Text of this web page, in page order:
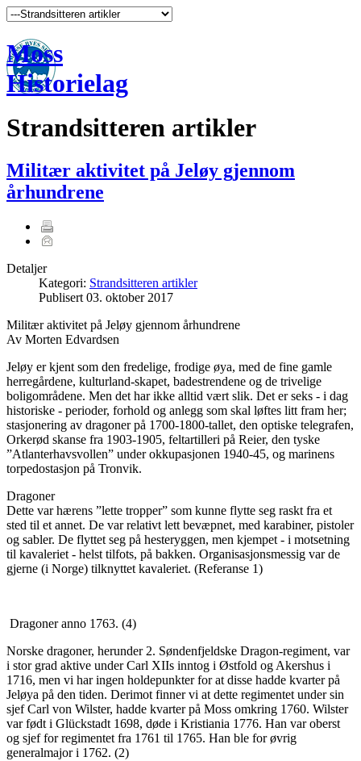
Moss
Historielag
Strandsitteren artikler
Militær aktivitet på Jeløy gjennom
århundrene
Detaljer
Kategori: Strandsitteren artikler
Publisert 03. oktober 2017
Militær aktivitet på Jeløy gjennom århundrene
Av Morten Edvardsen
Jeløy er kjent som den fredelige, frodige øya, med de fine gamle
herregårdene, kulturland-skapet, badestrendene og de trivelige
boligområdene. Men det har ikke alltid vært slik. Det er seks - i dag
historiske - perioder, forhold og anlegg som skal løftes litt fram her;
stasjonering av dragoner på 1700-1800-tallet, den optiske telegrafen,
Orkerød skanse fra 1903-1905, feltartilleri på Reier, den tyske
”Atlanterhavsvollen” under okkupasjonen 1940-45, og marinens
torpedostasjon på Tronvik.
Dragoner
Dette var hærens ”lette tropper” som kunne flytte seg raskt fra et
sted til et annet. De var relativt lett bevæpnet, med karabiner, pistoler
og sabler. De flyttet seg på hesteryggen, men kjempet - i motsetning
til kavaleriet - helst tilfots, på bakken. Organisasjonsmessig var de
gjerne (i Norge) tilknyttet kavaleriet. (Referanse 1)
Dragoner anno 1763. (4)
Norske dragoner, herunder 2. Søndenfjeldske Dragon-regiment, var
i stor grad aktive under Carl XIIs inntog i Østfold og Akershus i
1716, men vi har ingen holdepunkter for at disse hadde kvarter på
Jeløya på den tiden. Derimot finner vi at dette regimentet under sin
sjef Carl von Wilster, hadde kvarter på Moss omkring 1760. Wilster
var født i Glückstadt 1698, døde i Kristiania 1776. Han var oberst
og sjef for regimentet fra 1761 til 1765. Han ble for øvrig
generalmajor i 1762. (2)